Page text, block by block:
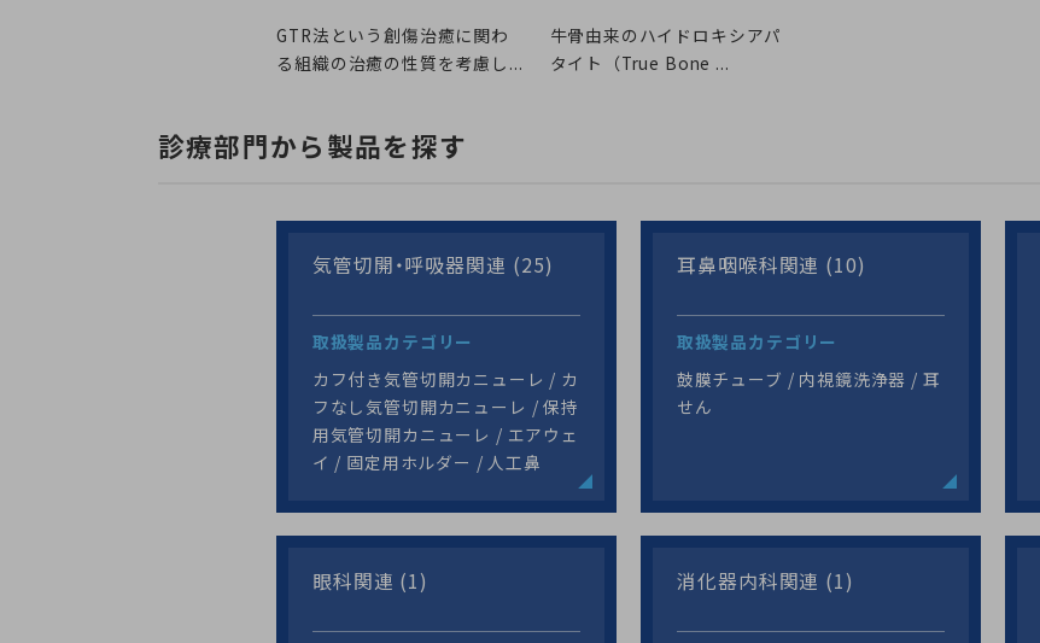
GTR法という創傷治癒に関わ
る組織の治癒の性質を考慮し...
牛骨由来のハイドロキシアパ
タイト（True Bone ...
診療部門から製品を探す
気管切開・呼吸器関連 (25)
取扱製品カテゴリー
カフ付き気管切開カニューレ / カ
フなし気管切開カニューレ / 保持
用気管切開カニューレ / エアウェ
イ / 固定用ホルダー / 人工鼻
耳鼻咽喉科関連 (10)
取扱製品カテゴリー
鼓膜チューブ / 内視鏡洗浄器 / 耳
せん
眼科関連 (1) 消化器内科関連 (1)